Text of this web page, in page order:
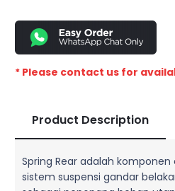
* Please contact us for
Product Description
Spring Rear adalah
sistem suspensi gandar